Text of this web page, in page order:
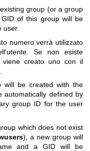
group (or a group
of this group will be
user.
numero verrà utilizzato
Se non esiste
viene creato uno con il
will be created with the
defined by
group ID for the user
which does not exist
), a new group will
and a GID will be